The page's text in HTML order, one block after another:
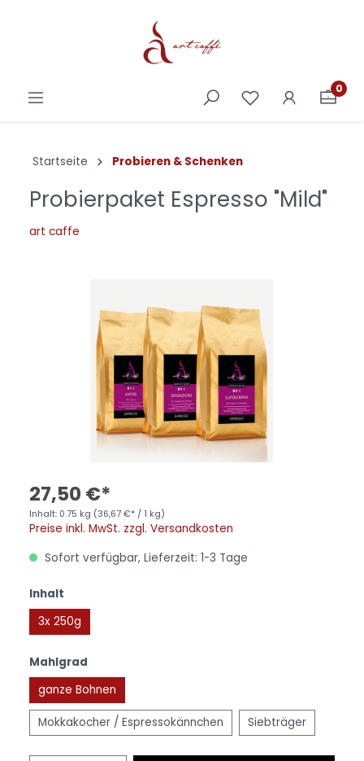
0
Startseite Probieren & Schenken
Probierpaket Espresso "Mild"
art caffe
27,50 €*
Inhalt: 0.75 kg (36,67 €* / 1 kg)
Preise inkl. MwSt. zzgl. Versandkosten
Sofort verfügbar, Lieferzeit: 1-3 Tage
Inhalt
3x 250g
Mahlgrad
ganze Bohnen
Mokkakocher / Espressokännchen Siebträger